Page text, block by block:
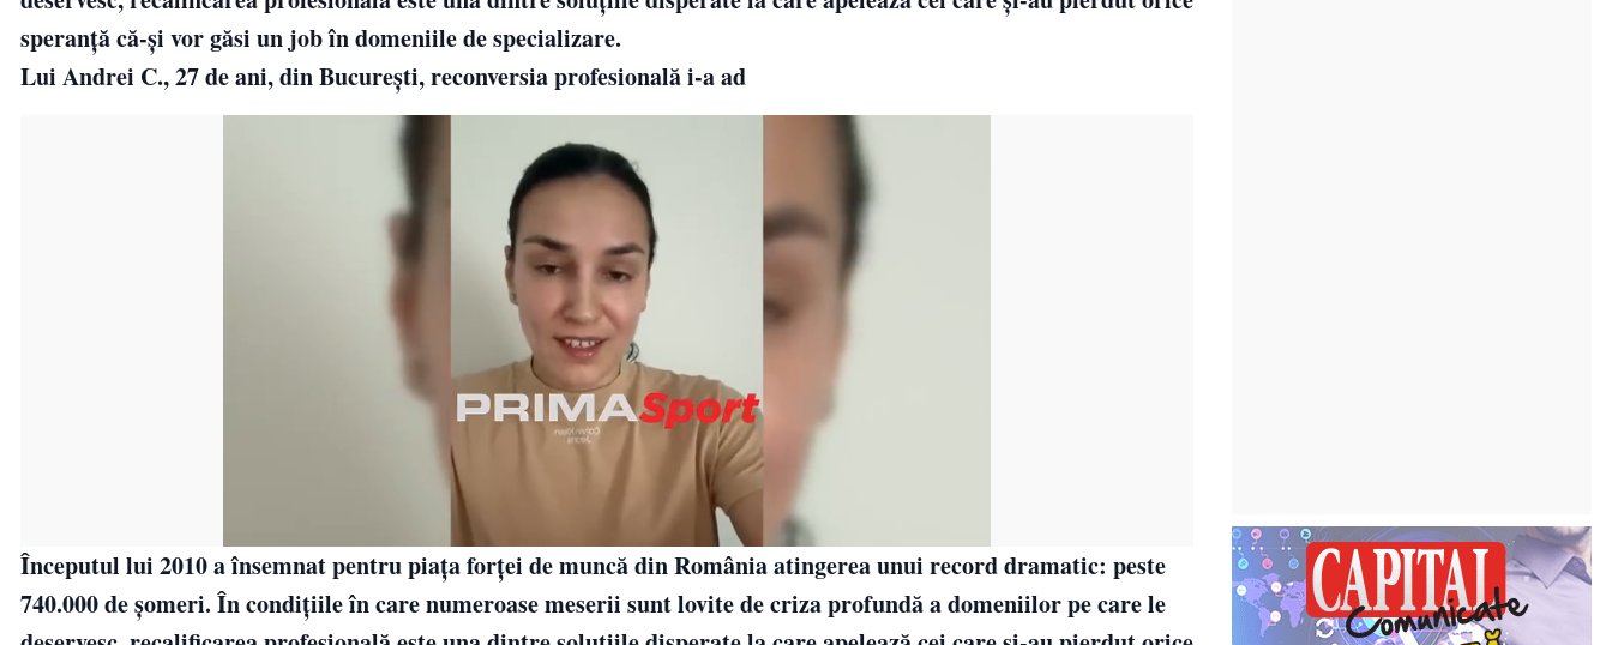
speranţă că-şi vor găsi un job în domeniile de specializare.
Lui Andrei C., 27 de ani, din Bucureşti, reconversia profesională i-a ad
Începutul lui 2010 a însemnat pentru piaţa forţei de muncă din România atingerea unui record dramatic: peste
740.000 de şomeri. În condiţiile în care numeroase meserii sunt lovite de criza profundă a domeniilor pe care le